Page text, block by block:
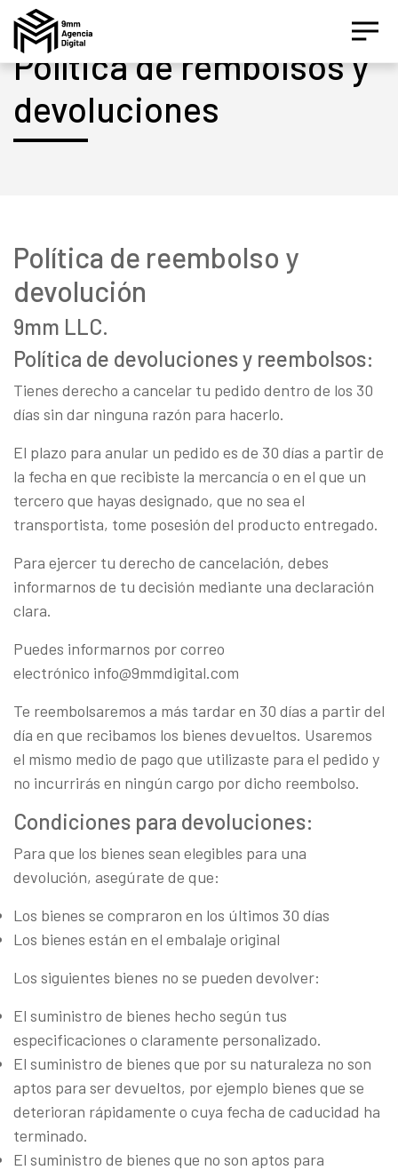
Política de rembolsos y
devoluciones
Política de reembolso y
devolución
9mm LLC.
Política de devoluciones y reembolsos:
Tienes derecho a cancelar tu pedido dentro de los 30
días sin dar ninguna razón para hacerlo.
El plazo para anular un pedido es de 30 días a partir de
la fecha en que recibiste la mercancía o en el que un
tercero que hayas designado, que no sea el
transportista, tome posesión del producto entregado.
Para ejercer tu derecho de cancelación, debes
informarnos de tu decisión mediante una declaración
clara.
Puedes informarnos por correo
electrónico info@9mmdigital.com
Te reembolsaremos a más tardar en 30 días a partir del
día en que recibamos los bienes devueltos. Usaremos
el mismo medio de pago que utilizaste para el pedido y
no incurrirás en ningún cargo por dicho reembolso.
Condiciones para devoluciones:
Para que los bienes sean elegibles para una
devolución, asegúrate de que:
Los bienes se compraron en los últimos 30 días
Los bienes están en el embalaje original
Los siguientes bienes no se pueden devolver:
El suministro de bienes hecho según tus
especificaciones o claramente personalizado.
El suministro de bienes que por su naturaleza no son
aptos para ser devueltos, por ejemplo bienes que se
deterioran rápidamente o cuya fecha de caducidad ha
terminado.
El suministro de bienes que no son aptos para
Estamos aquí para ayudarte a crecer con estrategias
digitales inteligentes basados en datos.
¿Te gustaría conocer nuestros servicios, ver el
catálogo de herramientas o agendar un diagnóstico
gratuito?